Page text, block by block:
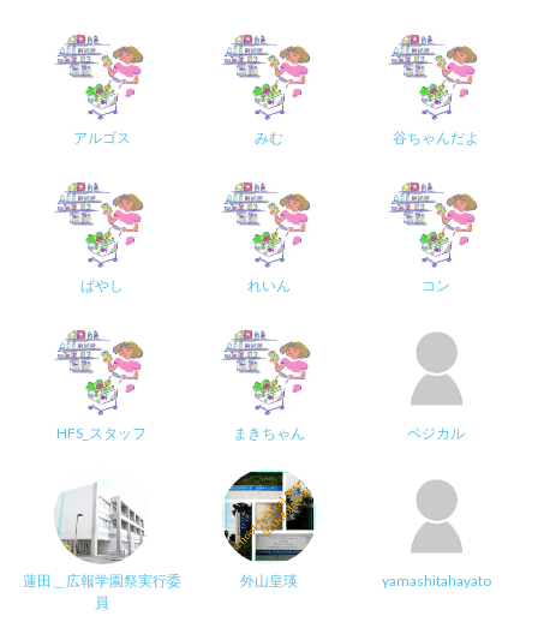
アルゴス みむ 谷ちゃんだよ
ばやし れいん コン
HFS_スタッフ まきちゃん ベジカル
蓮田＿広報学園祭実行委
員
外山皇瑛 yamashitahayato